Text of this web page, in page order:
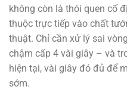
không còn là thói quen cố
thuộc trực tiếp vào chất
thuật. Chỉ cần xử lý sai
chậm cấp 4 vài giây – và
hiện tại, vài giây đó đủ để
sớm.